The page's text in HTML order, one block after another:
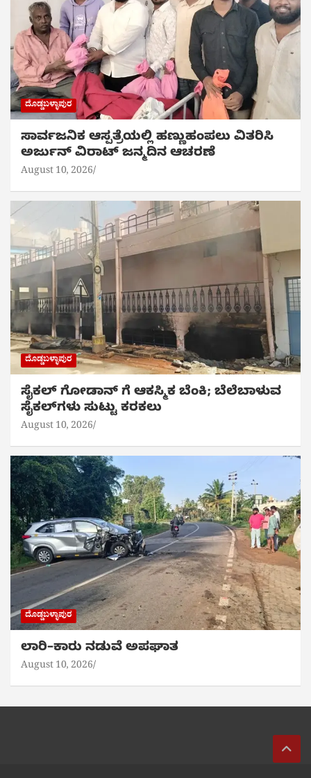
ದೊಡ್ಡಬಳ್ಳಾಪುರ
ಸಾರ್ವಜನಿಕ ಆಸ್ಪತ್ರೆಯಲ್ಲಿ ಹಣ್ಣುಹಂಪಲು ವಿತರಿಸಿ
ಅರ್ಜುನ್ ವಿರಾಟ್ ಜನ್ಮದಿನ ಆಚರಣೆ
August 10, 2026
ದೊಡ್ಡಬಳ್ಳಾಪುರ
ಸೈಕಲ್ ಗೋಡಾನ್ ಗೆ ಆಕಸ್ಮಿಕ ಬೆಂಕಿ; ಬೆಲೆಬಾಳುವ
ಸೈಕಲ್‌ಗಳು ಸುಟ್ಟು ಕರಕಲು
August 10, 2026
ದೊಡ್ಡಬಳ್ಳಾಪುರ
ಲಾರಿ–ಕಾರು ನಡುವೆ ಅಪಘಾತ
August 10, 2026